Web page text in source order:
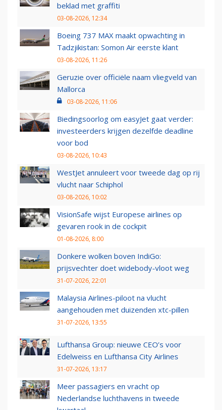
beklad met graffiti
03-08-2026, 12:34
Boeing 737 MAX maakt opwachting in
Tadzjikistan: Somon Air eerste klant
03-08-2026, 11:26
Geruzie over officiële naam vliegveld van
Mallorca
03-08-2026, 11:06
Biedingsoorlog om easyJet gaat verder:
investeerders krijgen dezelfde deadline
voor bod
03-08-2026, 10:43
WestJet annuleert voor tweede dag op rij
vlucht naar Schiphol
03-08-2026, 10:02
VisionSafe wijst Europese airlines op
gevaren rook in de cockpit
01-08-2026, 8:00
Donkere wolken boven IndiGo:
prijsvechter doet widebody-vloot weg
31-07-2026, 22:01
Malaysia Airlines-piloot na vlucht
aangehouden met duizenden xtc-pillen
31-07-2026, 13:55
Lufthansa Group: nieuwe CEO’s voor
Edelweiss en Lufthansa City Airlines
31-07-2026, 13:17
Meer passagiers en vracht op
Nederlandse luchthavens in tweede